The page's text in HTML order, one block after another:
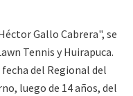
Gallo Cabrera", se
Tennis y Huirapuca.
del Regional del
luego de 14 años, del